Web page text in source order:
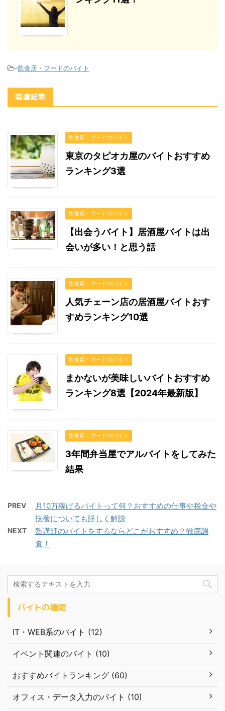
-飲食店・フードのバイト
関連記事
飲食店・フードのバイト
東京のタピオカ屋のバイトおすすめ
ランキング3選
飲食店・フードのバイト
【出会うバイト】居酒屋バイトは出
会いが多い！と思う話
飲食店・フードのバイト
人気チェーン店の居酒屋バイトおす
すめランキング10選
飲食店・フードのバイト
まかないが美味しいバイトおすすめ
ランキング8選【2024年最新版】
飲食店・フードのバイト
3年間弁当屋でアルバイトをしてみた
結果
PREV
月10万稼げるバイトって何？おすすめの仕事や税金や
扶養についても詳しく解説
NEXT
塾講師のバイトをするならどこがおすすめ？徹底調
査！
バイトの種類
IT・WEB系のバイト (12)
イベント関連のバイト (10)
おすすめバイトランキング (60)
オフィス・データ入力のバイト (10)